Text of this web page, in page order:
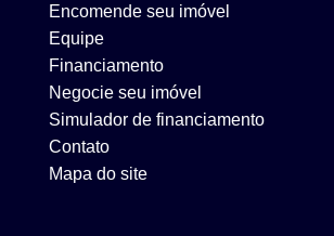
Encomende seu imóvel
Equipe
Financiamento
Negocie seu imóvel
Simulador de financiamento
Contato
Mapa do site